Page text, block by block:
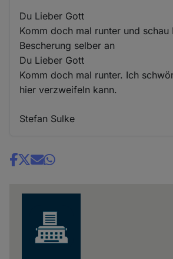
Du Lieber Gott
Komm doch mal runter und schau
Bescherung selber an
Du Lieber Gott
Komm doch mal runter. Ich
hier verzweifeln kann.
Stefan Sulke
Share